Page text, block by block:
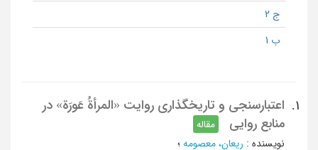
ج 2
ب 1
1.
اعتبارسنجی و تاریخ‏گذاری روایت «المرأةُ عَورَة» در
منابع روایی
مقاله
نویسنده : ریعان، معصومه ؛